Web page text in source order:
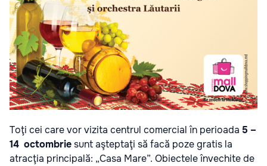
Toţi cei care vor vizita centrul comercial în perioada 5 –
14 octombriesunt aşteptaţi să facă poze gratis la
atracţia principală: „Casa Mare”. Obiectele învechite de